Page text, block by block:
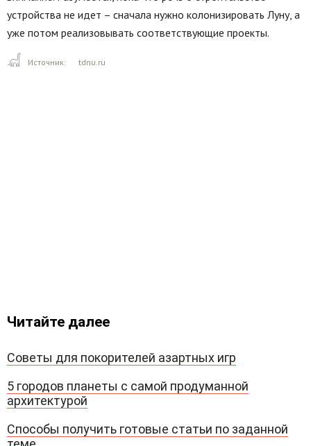
устройства не идет – сначала нужно колонизировать Луну, а
уже потом реализовывать соответствующие проекты.
Источник: tdnu.ru
Читайте далее
Советы для покорителей азартных игр
5 городов планеты с самой продуманной
архитектурой
Способы получить готовые статьи по заданной